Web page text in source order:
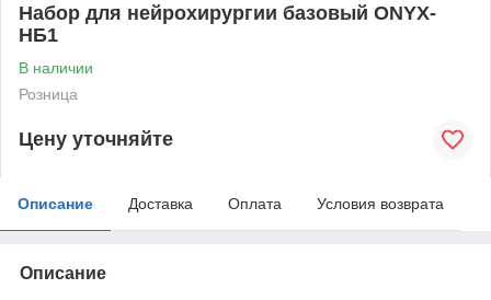
Набор для нейрохирургии базовый ONYX-
НБ1
В наличии
Розница
Цену уточняйте
Описание Доставка Оплата Условия возврата
Описание